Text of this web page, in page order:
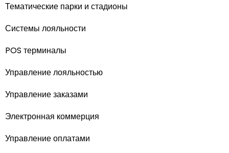
Тематические парки и стадионы
Системы лояльности
POS терминалы
Управление лояльностью
Управление заказами
Электронная коммерция
Управление оплатами